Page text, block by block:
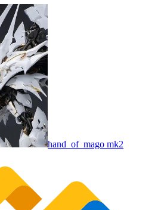
hand_of_mago mk2